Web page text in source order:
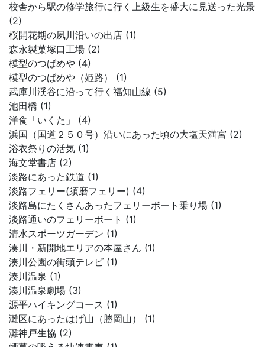
校舎から駅の修学旅行に行く上級生を盛大に見送った光景
(2)
桜開花期の夙川沿いの出店 (1)
森永製菓塚口工場 (2)
模型のつばめや (4)
模型のつばめや（姫路） (1)
武庫川渓谷に沿って行く福知山線 (5)
池田橋 (1)
洋食「いくた」 (4)
浜国（国道２５０号）沿いにあった頃の大塩天満宮 (2)
浴衣祭りの活気 (1)
海文堂書店 (2)
淡路にあった鉄道 (1)
淡路フェリー(須磨フェリー) (4)
淡路島にたくさんあったフェリーボート乗り場 (1)
淡路通いのフェリーボート (1)
清水スポーツガーデン (1)
湊川・新開地エリアの本屋さん (1)
湊川公園の街頭テレビ (1)
湊川温泉 (1)
湊川温泉劇場 (3)
源平ハイキングコース (1)
灘区にあったはげ山（勝岡山） (1)
灘神戸生協 (2)